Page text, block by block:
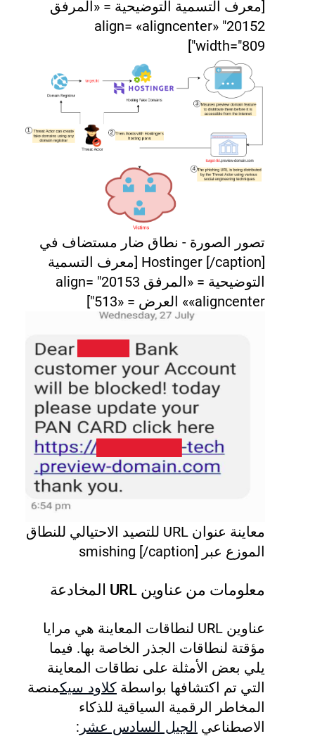
[معرف التسمية التوضيحية = «المرفق
20152" align= «aligncenter»
width="809"]
تصور الصورة - نطاق ضار مستضاف في
Hostinger [/caption] [معرف التسمية
التوضيحية = «المرفق 20153" align=
«aligncenter» العرض = «513"]
معاينة عنوان URL للتصيد الاحتيالي للنطاق
الموزع عبر smishing [/caption]
معلومات من عناوين URL المخادعة
عناوين URL لنطاقات المعاينة هي مرايا
مؤقتة لنطاقات الجذر الخاصة بها. فيما
يلي بعض الأمثلة على نطاقات المعاينة
التي تم اكتشافها بواسطة كلاود سيكمنصة
المخاطر الرقمية السياقية للذكاء
الاصطناعي الجيل السادس عشر :